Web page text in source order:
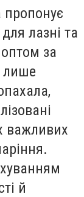
пропонує
лазні та
за
лише
важливих
й